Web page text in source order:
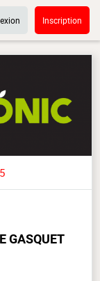
Inscription
GASQUET